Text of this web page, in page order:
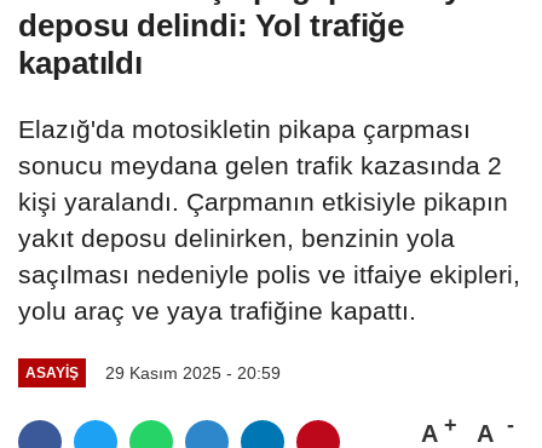
deposu delindi: Yol trafiğe
kapatıldı
Elazığ'da motosikletin pikapa çarpması
sonucu meydana gelen trafik kazasında 2
kişi yaralandı. Çarpmanın etkisiyle pikapın
yakıt deposu delinirken, benzinin yola
saçılması nedeniyle polis ve itfaiye ekipleri,
yolu araç ve yaya trafiğine kapattı.
ASAYIŞ 29 Kasım 2025 - 20:59
A A